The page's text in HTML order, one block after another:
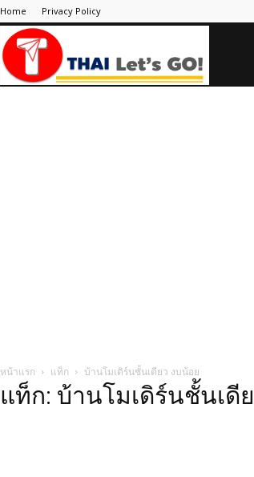
Home Privacy Policy
หน้าแรก แท็ก บ้านโมเดิร์นชั้นเดียว งบน้อย
แท็ก: บ้านโมเดิร์นชั้นเดี